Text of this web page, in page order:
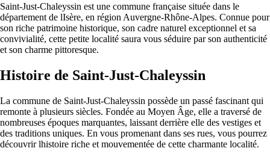
Saint-Just-Chaleyssin est une commune française située dans le
département de lIsère, en région Auvergne-Rhône-Alpes. Connue pour
son riche patrimoine historique, son cadre naturel exceptionnel et sa
convivialité, cette petite localité saura vous séduire par son authenticité
et son charme pittoresque.
Histoire de Saint-Just-Chaleyssin
La commune de Saint-Just-Chaleyssin possède un passé fascinant qui
remonte à plusieurs siècles. Fondée au Moyen Âge, elle a traversé de
nombreuses époques marquantes, laissant derrière elle des vestiges et
des traditions uniques. En vous promenant dans ses rues, vous pourrez
découvrir lhistoire riche et mouvementée de cette charmante localité.